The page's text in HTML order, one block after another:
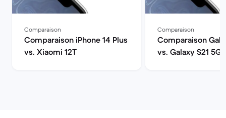
Comparaison
Comparaison iPhone 14 Plus
vs. Xiaomi 12T
Comparaison
Comparaison
vs. Galaxy S21 5G